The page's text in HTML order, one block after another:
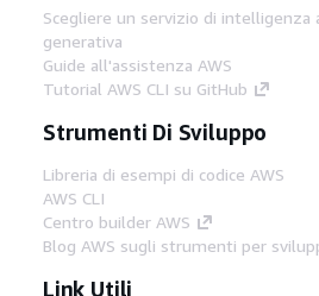
Scegliere un servizio di intelligenza
generativa
Guide all'assistenza AWS
Tutorial AWS CLI su GitHub
Strumenti Di Sviluppo
Libreria di esempi di codice AWS
AWS CLI
Centro builder AWS
Blog AWS sugli strumenti per
Link Utili